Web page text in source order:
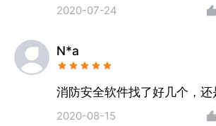
2020-07-24
N*a
消防安全软件找了好几个，还
2020-08-15